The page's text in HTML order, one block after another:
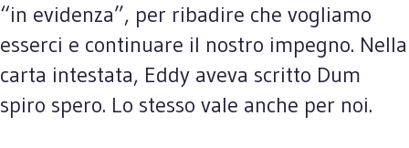
“in evidenza”, per ribadire che vogliamo
esserci e continuare il nostro impegno. Nella
carta intestata, Eddy aveva scritto Dum
spiro spero. Lo stesso vale anche per noi.